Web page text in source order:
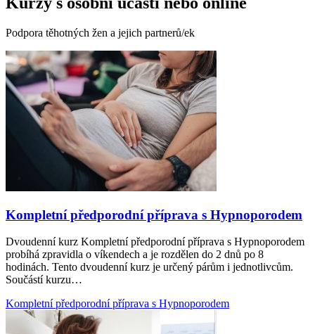
Podpora těhotných žen a jejich partnerů/ek
Kompletní předporodní příprava s Hypnoporodem
Dvoudenní kurz Kompletní předporodní příprava s Hypnoporodem
probíhá zpravidla o víkendech a je rozdělen do 2 dnů po 8
hodinách. Tento dvoudenní kurz je určený párům i jednotlivcům.
Součástí kurzu…
Kompletní předporodní příprava s Hypnoporodem